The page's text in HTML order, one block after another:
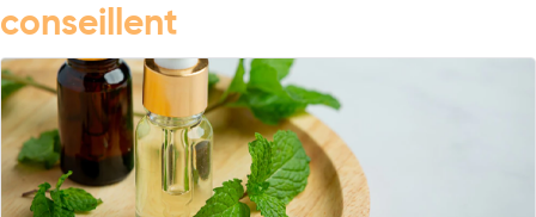
conseillent